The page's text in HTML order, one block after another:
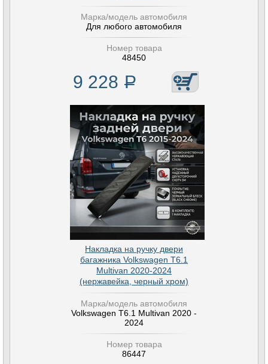
Марка/модель автомобиля
Для любого автомобиля
Номер товара
48450
9 228 Р
Накладка на ручку двери
багажника Volkswagen T6.1
Multivan 2020-2024
(нержавейка, черный хром)
Марка/модель автомобиля
Volkswagen T6.1 Multivan 2020 -
2024
Номер товара
86447